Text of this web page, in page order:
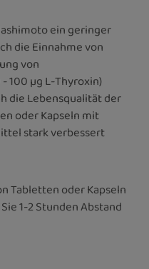
ein geringer
die Einnahme von
von
100 µg L-Thyroxin)
die Lebensqualität der
oder Kapseln mit
stark verbessert
Tabletten oder Kapseln
1-2 Stunden Abstand